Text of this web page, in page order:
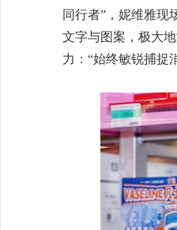
同行者”，妮维雅现
文字与图案，极大
力：“始终敏锐捕捉